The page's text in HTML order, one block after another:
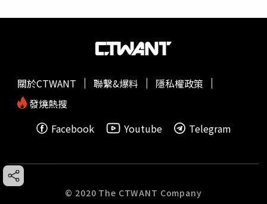
關於CTWANT 聯繫&爆料
隱私權政策
發燒熱搜
Facebook
Youtube Telegram
© 2020 The CTWANT Company